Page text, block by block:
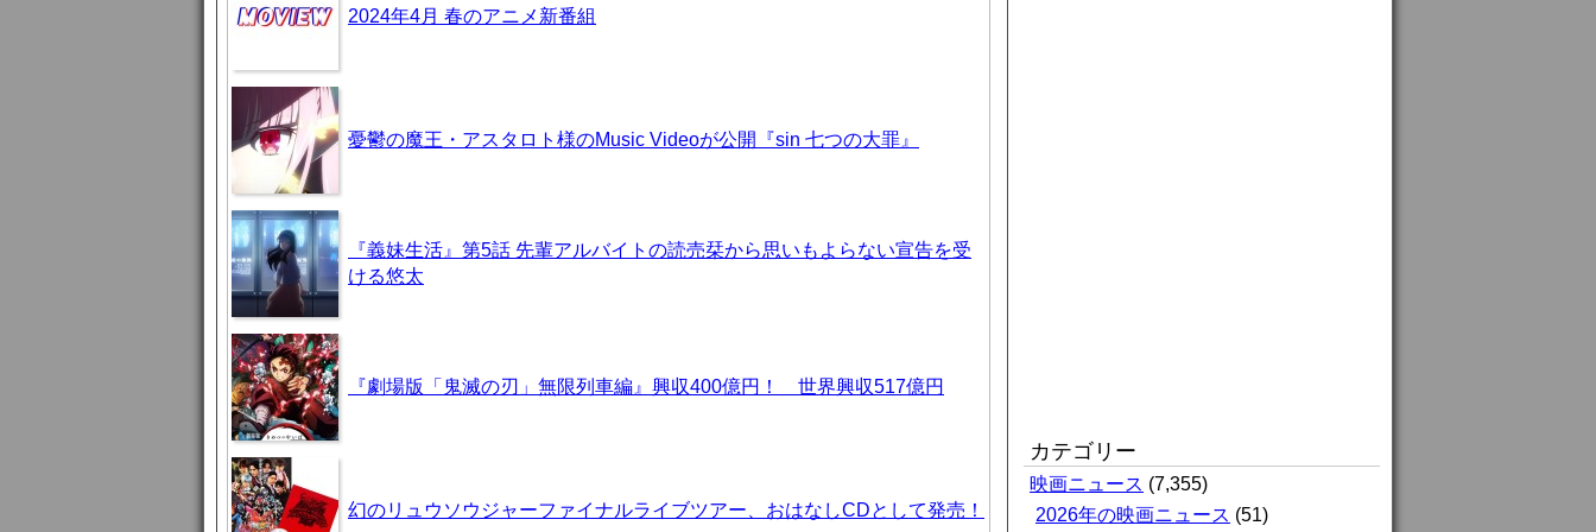
2024年4月 春のアニメ新番組
憂鬱の魔王・アスタロト様のMusic Videoが公開『sin 七つの大罪』
『義妹生活』第5話 先輩アルバイトの読売栞から思いもよらない宣告を受
ける悠太
『劇場版「鬼滅の刃」無限列車編』興収400億円！ 世界興収517億円
幻のリュウソウジャーファイナルライブツアー、おはなしCDとして発売！
カテゴリー
映画ニュース (7,355)
2026年の映画ニュース (51)